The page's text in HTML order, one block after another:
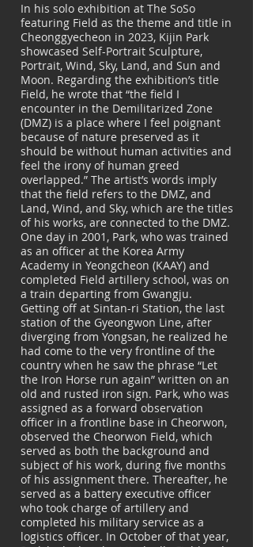
In his solo exhibition at The SoSo
featuring Field as the theme and title in
Cheonggyecheon in 2023, Kijin Park
showcased Self-Portrait Sculpture,
Portrait, Wind, Sky, Land, and Sun and
Moon. Regarding the exhibition’s title
Field, he wrote that “the field I
encounter in the Demilitarized Zone
(DMZ) is a place where I feel poignant
because of nature preserved as it
should be without human activities and
feel the irony of human greed
overlapped.” The artist’s words imply
that the field refers to the DMZ, and
Land, Wind, and Sky, which are the titles
of his works, are connected to the DMZ.
One day in 2001, Park, who was trained
as an officer at the Korea Army
Academy in Yeongcheon (KAAY) and
completed Field artillery school, was on
a train departing from Gwangju.
Getting off at Sintan-ri Station, the last
station of the Gyeongwon Line, after
diverging from Yongsan, he realized he
had come to the very frontline of the
country when he saw the phrase “Let
the Iron Horse run again” written on an
old and rusted iron sign. Park, who was
assigned as a forward observation
officer in a frontline base in Cheorwon,
observed the Cheorwon Field, which
served as both the background and
subject of his work, during five months
of his assignment there. Thereafter, he
served as a battery executive officer
who took charge of artillery and
completed his military service as a
logistics officer. In October of that year,